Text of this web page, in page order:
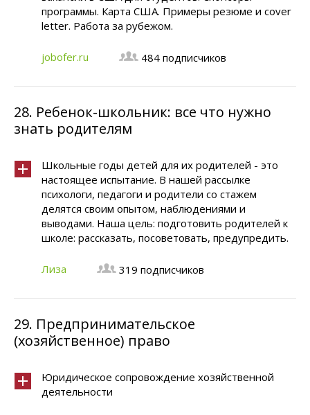
программы. Карта США. Примеры резюме и cover
letter. Работа за рубежом.
jobofer.ru 484 подписчиков
28. Ребенок-школьник: все что нужно
знать родителям
Школьные годы детей для их родителей - это
настоящее испытание. В нашей рассылке
психологи, педагоги и родители со стажем
делятся своим опытом, наблюдениями и
выводами. Наша цель: подготовить родителей к
школе: рассказать, посоветовать, предупредить.
Лиза 319 подписчиков
29. Предпринимательское
(хозяйственное) право
Юридическое сопровождение хозяйственной
деятельности